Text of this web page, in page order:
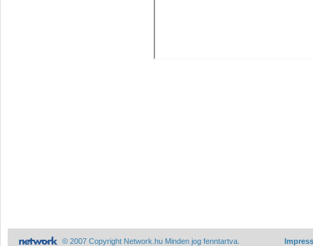
© 2007 Copyright Network.hu Minden jog fenntartva.